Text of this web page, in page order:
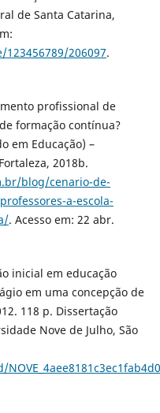
de Santa Catarina,
206097.
profissional de
formação contínua?
em Educação) –
2018b.
blog/cenario-de-
a-escola-
. Acesso em: 22 abr.
inicial em educação
em uma concepção de
118 p. Dissertação
Nove de Julho, São